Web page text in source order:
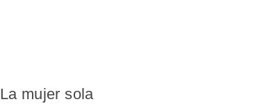
La mujer sola